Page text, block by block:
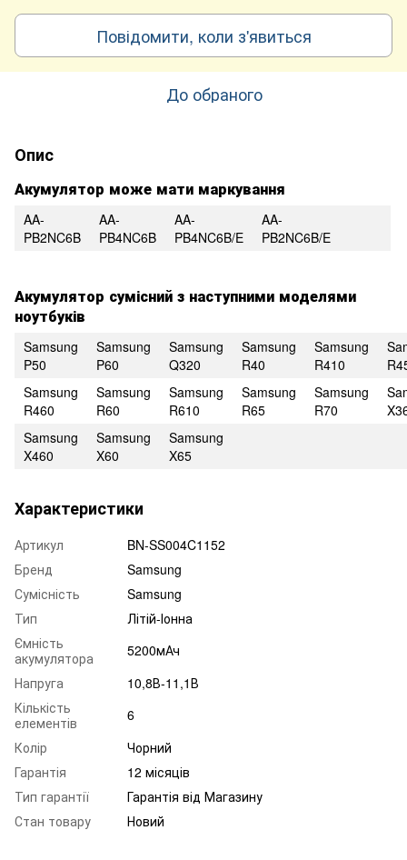
Повідомити, коли з'явиться
До обраного
Опис
Акумулятор може мати маркування
AA-
PB2NC6B
AA-
PB4NC6B
AA-
PB4NC6B/E
AA-
PB2NC6B/E
Акумулятор сумісний з наступними моделями
ноутбуків
Samsung
P50
Samsung
P60
Samsung
Q320
Samsung
R40
Samsung
R410
Samsung
R460
Samsung
R60
Samsung
R610
Samsung
R65
Samsung
R70
Samsung
X460
Samsung
X60
Samsung
X65
Характеристики
Артикул
BN-SS004C1152
Бренд
Samsung
Сумісність
Samsung
Тип
Літій-Іонна
Ємність
акумулятора
5200мАч
Напруга
10,8В-11,1В
Кількість
елементів
6
Колір
Чорний
Гарантія
12 місяців
Тип гарантії
Гарантія від Магазину
Стан товару
Новий